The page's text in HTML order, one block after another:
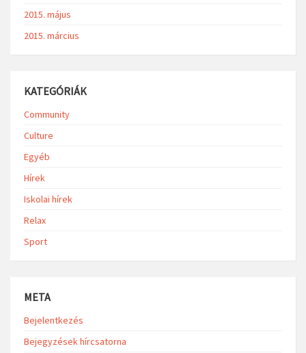
2015. május
2015. március
KATEGÓRIÁK
Community
Culture
Egyéb
Hírek
Iskolai hírek
Relax
Sport
META
Bejelentkezés
Bejegyzések hírcsatorna